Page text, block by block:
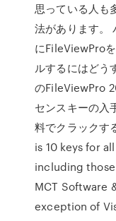
思っている人も
法があります。
にFileViewPro
ルするにはどう
のFileViewPro
センスキーの入
料でクラック
is 10 keys for
including
MCT Software
exception of